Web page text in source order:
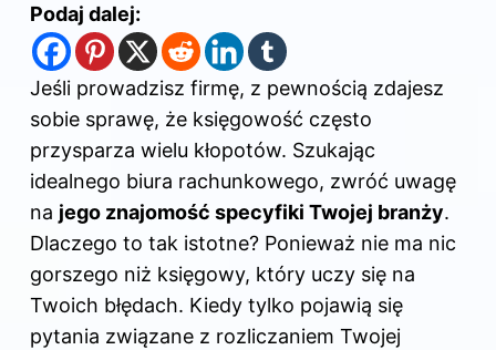
Podaj dalej:
Jeśli prowadzisz firmę, z pewnością zdajesz
sobie sprawę, że księgowość często
przysparza wielu kłopotów. Szukając
idealnego biura rachunkowego, zwróć uwagę
na jego znajomość specyfiki Twojej branży.
Dlaczego to tak istotne? Ponieważ nie ma nic
gorszego niż księgowy, który uczy się na
Twoich błędach. Kiedy tylko pojawią się
pytania związane z rozliczaniem Twojej